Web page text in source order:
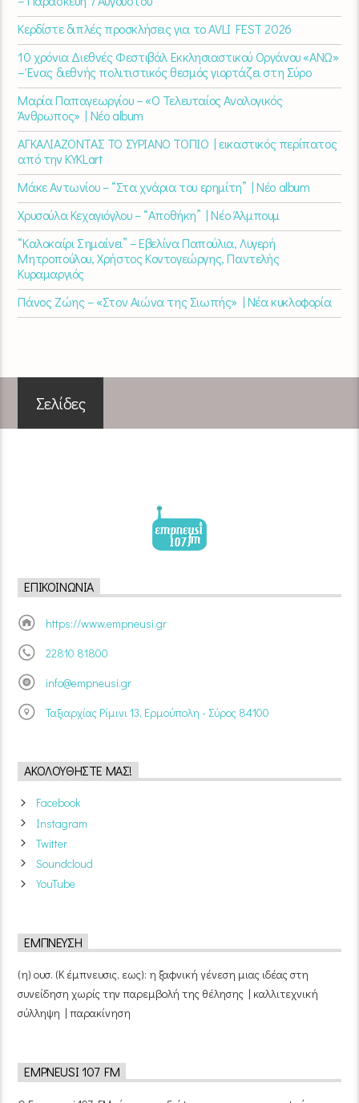
Κερδίστε διπλές προσκλήσεις για το AVLI FEST 2026
10 χρόνια Διεθνές Φεστιβάλ Εκκλησιαστικού Οργάνου «ΑΝΩ»
– Ένας διεθνής πολιτιστικός θεσμός γιορτάζει στη Σύρο​
Μαρία Παπαγεωργίου – «Ο Τελευταίος Αναλογικός
Άνθρωπος» | Νέο album
ΑΓΚΑΛΙΑΖΟΝΤΑΣ ΤΟ ΣΥΡΙΑΝΟ ΤΟΠΙΟ | εικαστικός περίπατος
από την KYKLart
Μάκε Αντωνίου – “Στα χνάρια του ερημίτη” | Νέο album
Χρυσούλα Κεχαγιόγλου – “Αποθήκη” | Νέο Άλμπουμ
“Καλοκαίρι Σημαίνει” – Εβελίνα Παπούλια, Λυγερή
Μητροπούλου, Χρήστος Κοντογεώργης, Παντελής
Κυραμαργιός
Πάνος Ζώης – «Στον Αιώνα της Σιωπής» | Νέα κυκλοφορία
Σελίδες
ΕΠΙΚΟΙΝΩΝΊΑ
https://www.empneusi.gr
22810 81800
info@empneusi.gr
Ταξιαρχίας Ρίμινι 13, Ερμούπολη - Σύρος 84100
ΑΚΟΛΟΥΘΉΣΤΕ ΜΑΣ!
Facebook
Instagram
Twitter
Soundcloud
YouTube
ΈΜΠΝΕΥΣΗ
(η) ουσ. (Κ έμπνευσις, εως): η ξαφνική γένεση μιας ιδέας στη
συνείδηση χωρίς την παρεμβολή της θέλησης | καλλιτεχνική
σύλληψη | παρακίνηση
EMPNEUSI 107 FM